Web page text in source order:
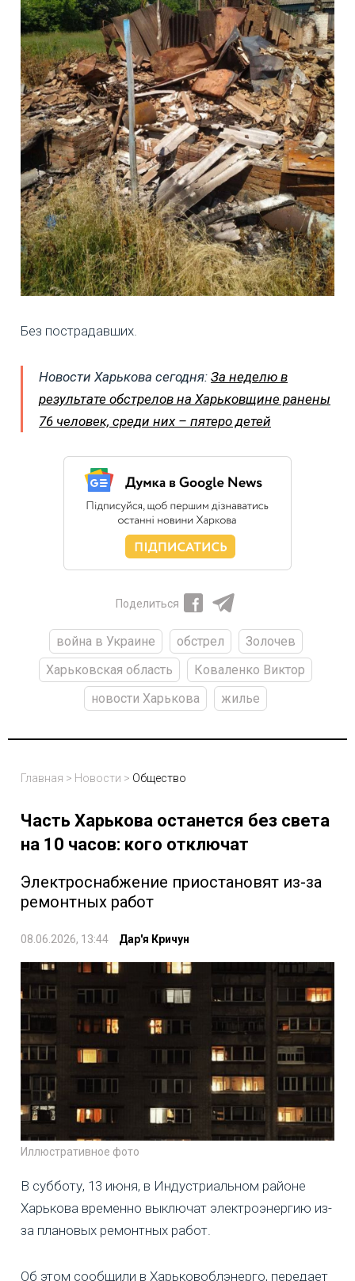
Без пострадавших.
Новости Харькова сегодня: За неделю в
результате обстрелов на Харьковщине ранены
76 человек, среди них – пятеро детей
Поделиться
война в Украине обстрел
Золочев
Харьковская область
Коваленко Виктор
новости Харькова
жилье
Главная > Новости > Общество
Часть Харькова останется без света
на 10 часов: кого отключат
Электроснабжение приостановят из-за
ремонтных работ
08.06.2026, 13:44 Дар'я Кричун
Иллюстративное фото
В субботу, 13 июня, в Индустриальном районе
Харькова временно выключат электроэнергию из-
за плановых ремонтных работ.
Об этом сообщили в Харьковоблэнерго, передает